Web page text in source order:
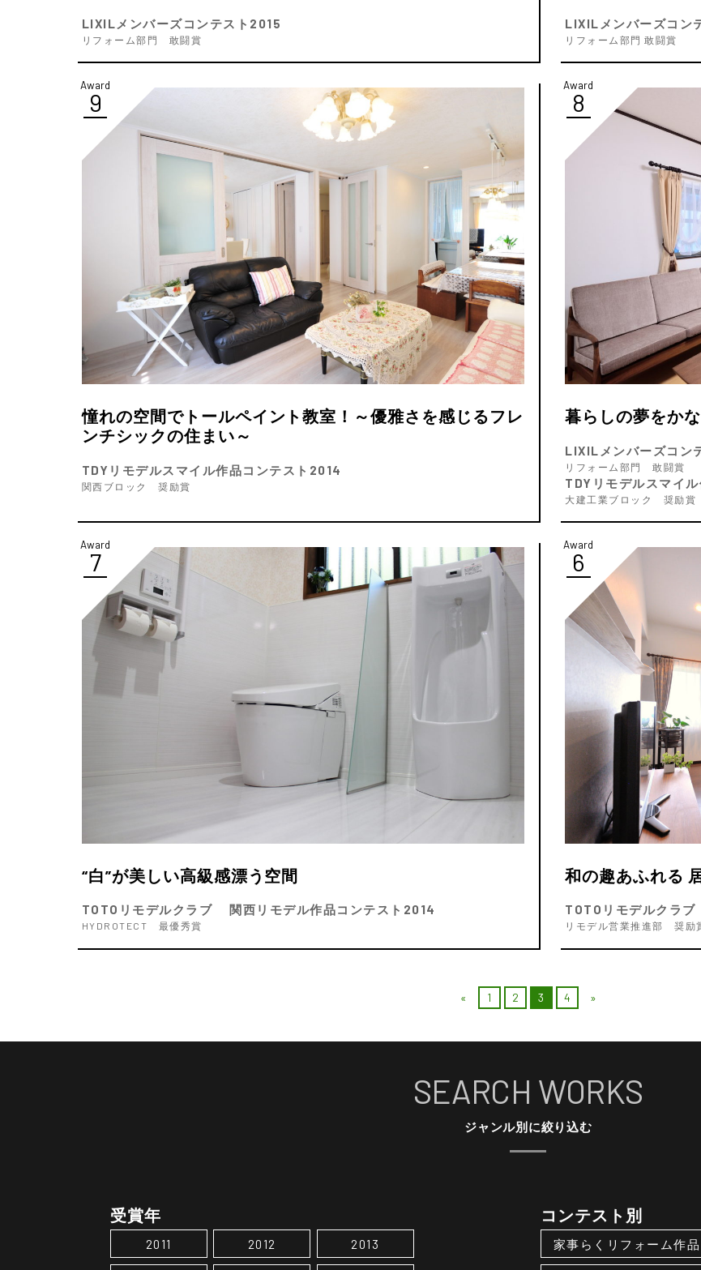
LIXILメンバーズコンテスト2015
リフォーム部門 敢闘賞
LIXILメンバーズコン
リフォーム部門 敢闘賞
Award
9
憧れの空間でトールペイント教室！～優雅さを感じるフレ
ンチシックの住まい～
TDYリモデルスマイル作品コンテスト2014
関西ブロック 奨励賞
Award
8
暮らしの夢をか
LIXILメンバーズコン
リフォーム部門 敢闘賞
TDYリモデルスマイ
大建工業ブロック 奨励賞
Award
7
“白”が美しい高級感漂う空間
TOTOリモデルクラブ 関西リモデル作品コンテスト2014
HYDROTECT 最優秀賞
Award
6
和の趣あふれる
TOTOリモデルクラ
リモデル営業推進部 奨励
« 1 2 3 4 »
SEARCH WORKS
ジャンル別に絞り込む
受賞年
2011 2012 2013
コンテスト別
家事らくリフォーム作